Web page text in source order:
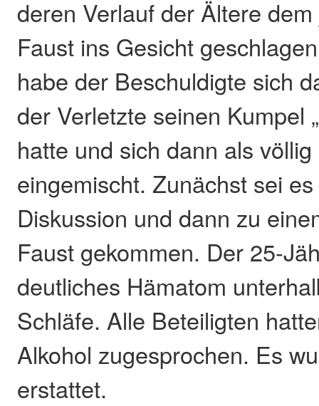
deren Verlauf der Ältere
Faust ins Gesicht
habe der Beschuldigte sich
der Verletzte seinen Kumpel
hatte und sich dann als
eingemischt. Zunächst sei
Diskussion und dann zu
Faust gekommen. Der 25-
deutliches Hämatom
Schläfe. Alle Beteiligten
Alkohol zugesprochen. Es
erstattet.